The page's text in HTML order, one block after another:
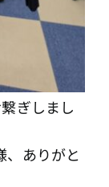
ぎしまし
、ありがと